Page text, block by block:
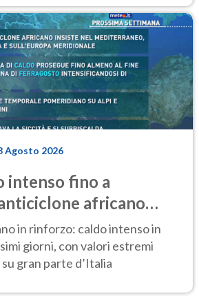
Agosto 2026
intenso fino a
africano
in rinforzo: caldo intenso in
giorni, con valori estremi
gran parte d’Italia